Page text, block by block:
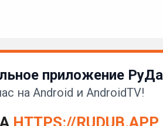
приложение
на Android и AndroidTV!
HTTPS://RUDUB.APP